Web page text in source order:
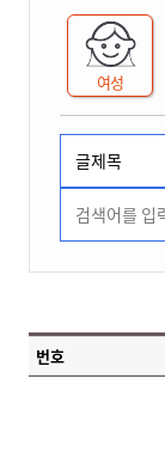
여성
번호